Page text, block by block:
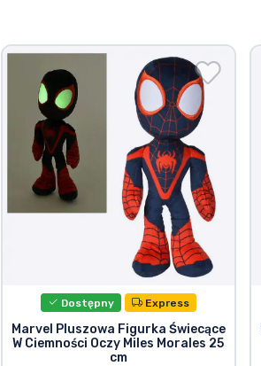
Dostępny Express
Marvel Pluszowa Figurka Świecące
W Ciemności Oczy Miles Morales 25
cm